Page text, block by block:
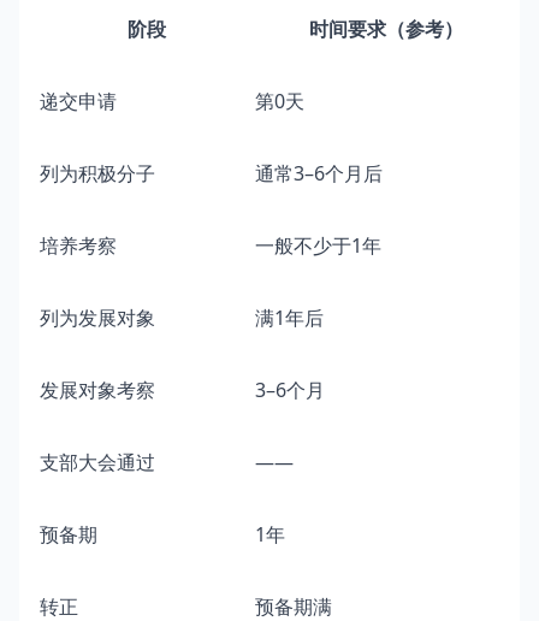
阶段
时间要求（参考）
递交申请 第0天
列为积极分子 通常3–6个月后
培养考察 一般不少于1年
列为发展对象 满1年后
发展对象考察 3–6个月
支部大会通过 ——
预备期 1年
转正 预备期满